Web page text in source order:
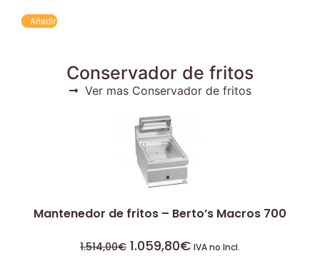
Añadir
Conservador de fritos
Ver mas Conservador de fritos
Mantenedor de fritos – Berto’s Macros 700
1.514,00€ 1.059,80€ IVA no Incl.